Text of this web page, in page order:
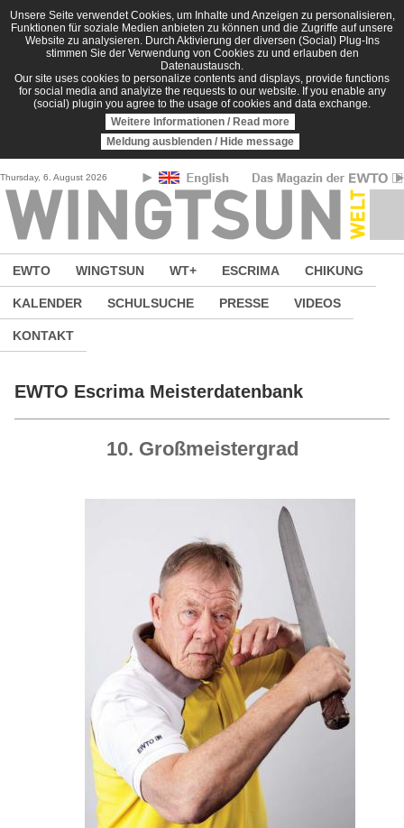
Direkt zum Inhalt
Unsere Seite verwendet Cookies, um Inhalte und Anzeigen zu personalisieren,
Funktionen für soziale Medien anbieten zu können und die Zugriffe auf unsere
Website zu analysieren. Durch Aktivierung der diversen (Social) Plug-Ins
stimmen Sie der Verwendung von Cookies zu und erlauben den
Datenaustausch.
Our site uses cookies to personalize contents and displays, provide functions
for social media and analyize the requests to our website. If you enable any
(social) plugin you agree to the usage of cookies and data exchange.
Weitere Informationen / Read more
Meldung ausblenden / Hide message
Thursday, 6. August 2026
EWTO WINGTSUN WT+ ESCRIMA CHIKUNG
KALENDER SCHULSUCHE PRESSE VIDEOS
KONTAKT
EWTO Escrima Meisterdatenbank
10. Großmeistergrad